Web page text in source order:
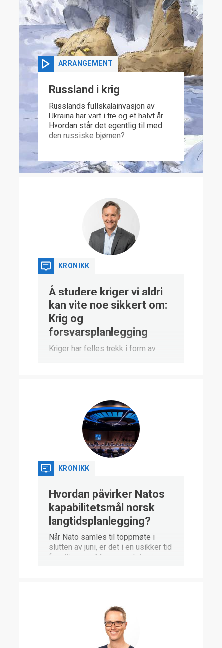
ARRANGEMENT
Russland i krig
Russlands fullskalainvasjon av
Ukraina har vart i tre og et halvt år.
Hvordan står det egentlig til med
den russiske bjørnen?
KRONIKK
Å studere kriger vi aldri
kan vite noe sikkert om:
Krig og
forsvarsplanlegging
Kriger har felles trekk i form av
allmenngyldige konklusjoner om
krig. Men den største forskjellen i
måter å studere krig på, handler om
tidsperspektivet. Ser vi på kriger
som er over, som pågår, eller som
kan oppstå? Usikkerheten øker
dramatisk. Kriger som kan oppstå,
kan vi aldri vite noe sikkert om.
KRONIKK
Hvordan påvirker Natos
kapabilitetsmål norsk
langtidsplanlegging?
Når Nato samles til toppmøte i
slutten av juni, er det i en usikker tid
for alliansen. Mye av omtalen i
av Forsvaret i Norge, er
fastsettelsen av nye
kapabilitetsmål. Natos
kapabilitetsmål er nemlig viktigere